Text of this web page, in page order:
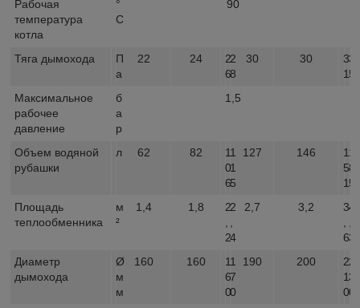
Рабочая
температура
котла
°
C
90
Тяга дымохода
П
а
22 24
2
6
2
8
30 30
3
1
3
5
Максимальное
рабочее
давление
б
а
р
1,5
Объем водяной
рубашки
л 62 82
1
0
6
1
1
5
127 146
1
5
1
1
8
5
Площадь
теплообменника
м
²
1,4 1,8
2
2
2
4
2,7 3,2
3
6
4
3
Диаметр
дымохода
Ø
м
м
160 160
1
6
0
1
7
0
190 200
2
1
0
2
3
0